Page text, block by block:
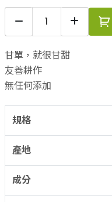
甘單，就很甘甜
友善耕作
無任何添加
規格
產地
成分